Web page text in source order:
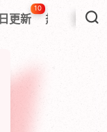
日更新
10
热搜榜